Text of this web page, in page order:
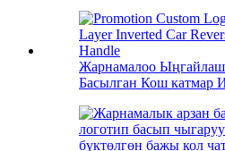
Жарнамалоо
Басылган Кош катмар